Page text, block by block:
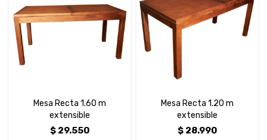
Mesa Recta 1.60 m
extensible
$ 29.550
Mesa Recta 1.20 m
extensible
$ 28.990